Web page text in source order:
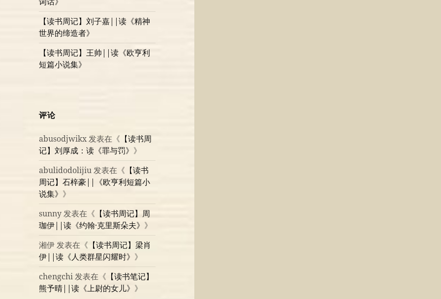
【读书周记】刘子嘉||读《精神
世界的缔造者》
【读书周记】王帅||读《欧亨利
短篇小说集》
评论
abusodjwikx发表在《 【读书周
记】刘厚成：读《罪与罚》 》
abulidodolijiu发表在《 【读书
周记】石梓豪||《欧亨利短篇小
说集》 》
sunny发表在《 【读书周记】周
珈伊||读《约翰·克里斯朵夫》 》
湘伊发表在《 【读书周记】梁肖
伊||读《人类群星闪耀时》 》
chengchi发表在《 【读书笔记】
熊予晴||读《上尉的女儿》 》